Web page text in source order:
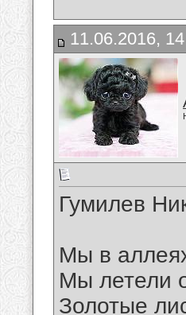
11.06.2016,
Гумилев
Мы в
Мы летели
Золотые